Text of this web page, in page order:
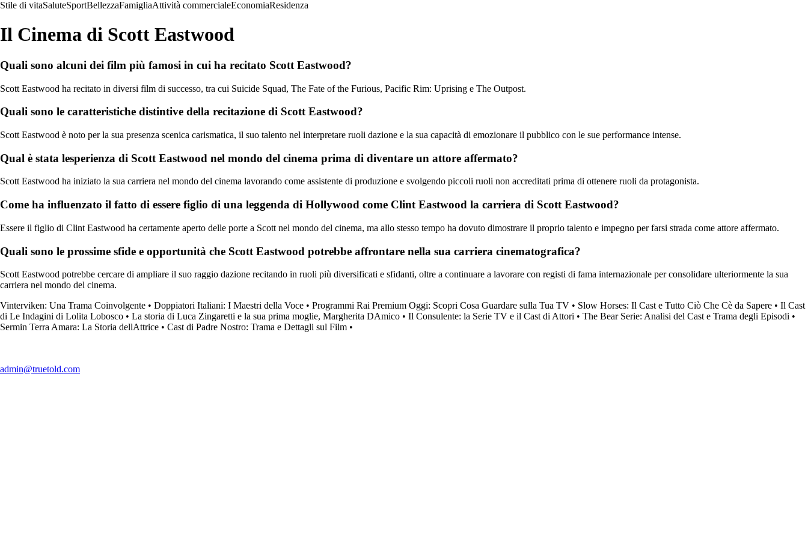
Stile di vitaSaluteSportBellezzaFamigliaAttività commercialeEconomiaResidenza
Il Cinema di Scott Eastwood
Quali sono alcuni dei film più famosi in cui ha recitato Scott Eastwood?
Scott Eastwood ha recitato in diversi film di successo, tra cui Suicide Squad, The Fate of the Furious, Pacific Rim: Uprising e The Outpost.
Quali sono le caratteristiche distintive della recitazione di Scott Eastwood?
Scott Eastwood è noto per la sua presenza scenica carismatica, il suo talento nel interpretare ruoli dazione e la sua capacità di emozionare il pubblico con le sue performance intense.
Qual è stata lesperienza di Scott Eastwood nel mondo del cinema prima di diventare un attore affermato?
Scott Eastwood ha iniziato la sua carriera nel mondo del cinema lavorando come assistente di produzione e svolgendo piccoli ruoli non accreditati prima di ottenere ruoli da protagonista.
Come ha influenzato il fatto di essere figlio di una leggenda di Hollywood come Clint Eastwood la carriera di Scott Eastwood?
Essere il figlio di Clint Eastwood ha certamente aperto delle porte a Scott nel mondo del cinema, ma allo stesso tempo ha dovuto dimostrare il proprio talento e impegno per farsi strada come attore affermato.
Quali sono le prossime sfide e opportunità che Scott Eastwood potrebbe affrontare nella sua carriera cinematografica?
Scott Eastwood potrebbe cercare di ampliare il suo raggio dazione recitando in ruoli più diversificati e sfidanti, oltre a continuare a lavorare con registi di fama internazionale per consolidare ulteriormente la sua
carriera nel mondo del cinema.
Vinterviken: Una Trama Coinvolgente • Doppiatori Italiani: I Maestri della Voce • Programmi Rai Premium Oggi: Scopri Cosa Guardare sulla Tua TV • Slow Horses: Il Cast e Tutto Ciò Che Cè da Sapere • Il Cast
di Le Indagini di Lolita Lobosco • La storia di Luca Zingaretti e la sua prima moglie, Margherita DAmico • Il Consulente: la Serie TV e il Cast di Attori • The Bear Serie: Analisi del Cast e Trama degli Episodi •
Sermin Terra Amara: La Storia dellAttrice • Cast di Padre Nostro: Trama e Dettagli sul Film •
admin@truetold.com